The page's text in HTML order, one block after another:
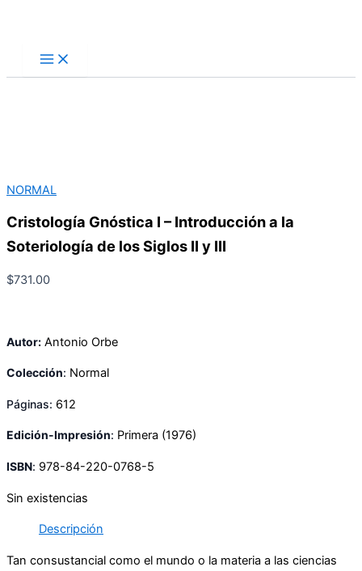
contenido
NORMAL
Cristología Gnóstica I – Introducción a la
Soteriología de los Siglos II y III
$731.00
Autor: Antonio Orbe
Colección: Normal
Páginas: 612
Edición-Impresión: Primera (1976)
ISBN: 978-84-220-0768-5
Sin existencias
Descripción
Tan consustancial como el mundo o la materia a las ciencias